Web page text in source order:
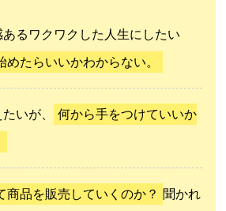
あるワクワクした人生にしたい
めたらいいかわからない。
いが、 何から手をつけていいか
商品を販売していくのか？ 聞かれ